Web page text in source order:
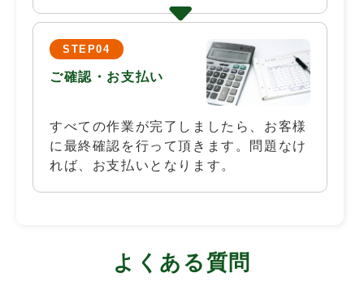
STEP04
ご確認・お支払い
すべての作業が完了しましたら、お客様
に最終確認を行って頂きます。問題なけ
れば、お支払いとなります。
よくある質問